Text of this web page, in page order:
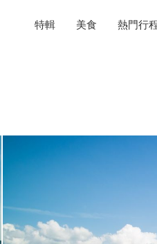
特輯 美食 熱門行